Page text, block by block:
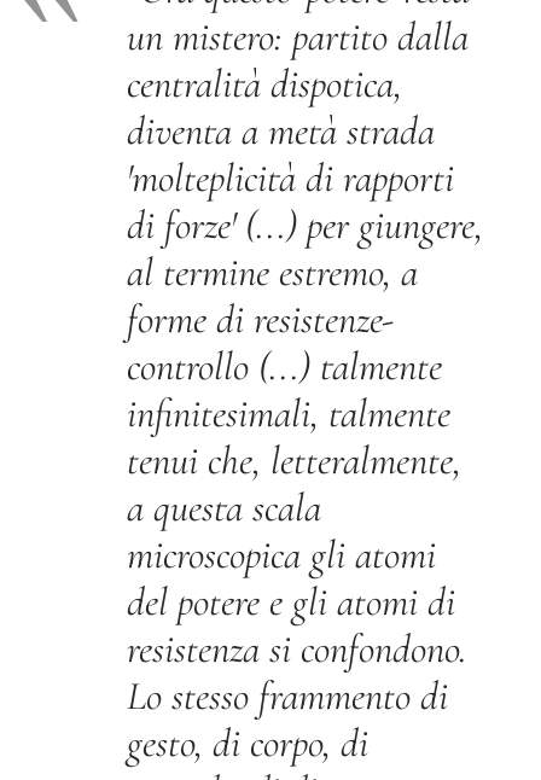
un mistero: partito dalla
centralità dispotica,
diventa a metà strada
'molteplicità di rapporti
di forze' (...) per giungere,
al termine estremo, a
forme di resistenze-
controllo (...) talmente
infinitesimali, talmente
tenui che, letteralmente,
a questa scala
microscopica gli atomi
del potere e gli atomi di
resistenza si confondono.
Lo stesso frammento di
gesto, di corpo, di